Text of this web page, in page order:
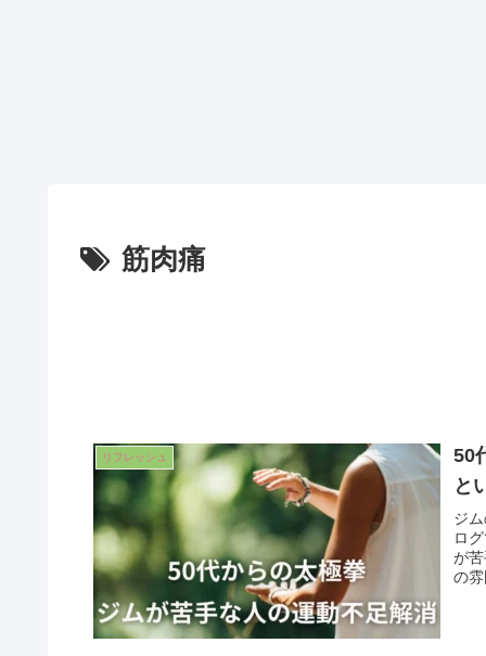
筋肉痛
リフレッシュ
50
と
ジ
ロ
が
の